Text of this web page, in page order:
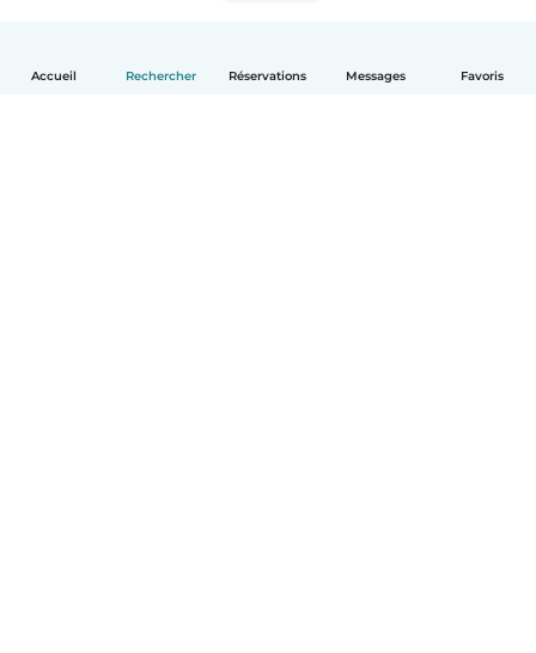
Accueil Rechercher Réservations Messages Favoris